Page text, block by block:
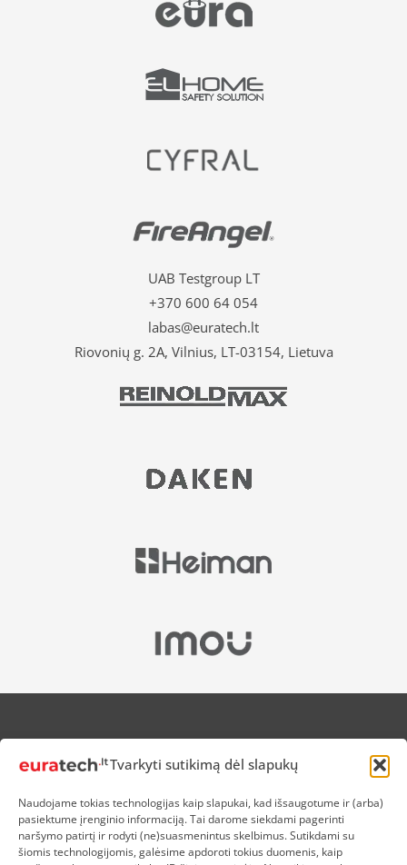
Tvarkyti sutikimą dėl slapukų
Naudojame tokias technologijas kaip slapukai, kad išsaugotume ir (arba)
pasiektume įrenginio informaciją. Tai darome siekdami pagerinti
naršymo patirtį ir rodyti (ne)suasmenintus skelbimus. Sutikdami su
šiomis technologijomis, galėsime apdoroti tokius duomenis, kaip
UAB Testgroup LT
+370 600 64 054
labas@euratech.lt
Riovonių g. 2A, Vilnius, LT-03154, Lietuva
APIE MUS
NUOLAIDOS HEROJAMS
PREKIŲ IR PINIGŲ GRĄŽINIMAS
ATSISKAITYMAS
D.U.K